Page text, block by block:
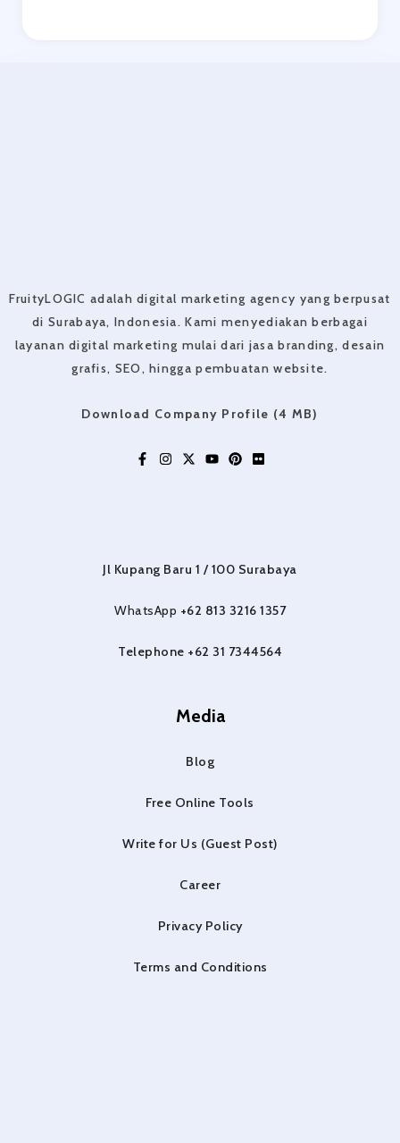
FruityLOGIC adalah digital marketing agency yang berpusat
di Surabaya, Indonesia. Kami menyediakan berbagai
layanan digital marketing mulai dari jasa branding, desain
grafis, SEO, hingga pembuatan website.
Download Company Profile (4 MB)
Jl Kupang Baru 1 / 100 Surabaya
WhatsApp +62 813 3216 1357
Telephone +62 31 7344564
Media
Blog
Free Online Tools
Write for Us (Guest Post)
Career
Privacy Policy
Terms and Conditions